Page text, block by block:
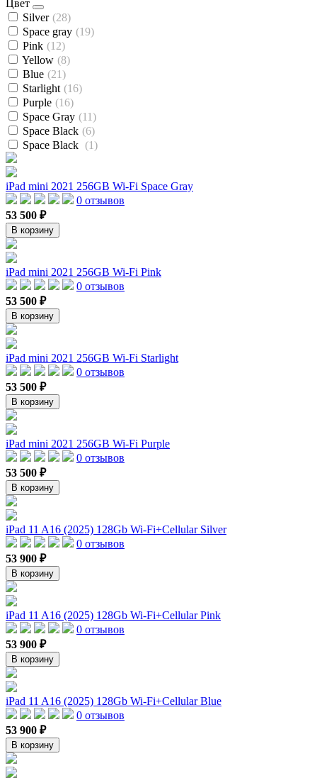
Цвет
Silver (28)
Space gray (19)
Pink (12)
Yellow (8)
Blue (21)
Starlight (16)
Purple (16)
Space Gray (11)
Space Black (6)
Space Black (1)
iPad mini 2021 256GB Wi-Fi Space Gray
0 отзывов
53 500 ₽
В корзину
iPad mini 2021 256GB Wi-Fi Pink
0 отзывов
53 500 ₽
В корзину
iPad mini 2021 256GB Wi-Fi Starlight
0 отзывов
53 500 ₽
В корзину
iPad mini 2021 256GB Wi-Fi Purple
0 отзывов
53 500 ₽
В корзину
iPad 11 A16 (2025) 128Gb Wi-Fi+Cellular Silver
0 отзывов
53 900 ₽
В корзину
iPad 11 A16 (2025) 128Gb Wi-Fi+Cellular Pink
0 отзывов
53 900 ₽
В корзину
iPad 11 A16 (2025) 128Gb Wi-Fi+Cellular Blue
0 отзывов
53 900 ₽
В корзину